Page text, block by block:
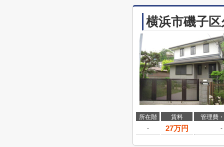
横浜市磯子
所在階 賃料
管理費
-
27万円 -